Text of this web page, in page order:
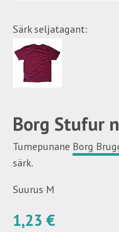
Särk seljatagant:
Borg Stufur
Tumepunane Borg
särk.
Suurus M
1,23 €